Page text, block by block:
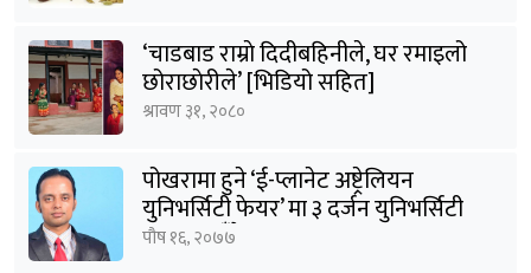
‘चाडबाड राम्राे दिदीबहिनीले, घर रमाइलो
छोराछाेरीले’ [भिडियो सहित]
श्रावण ३१, २०८०
पोखरामा हुने ‘ई-प्लानेट अष्ट्रेलियन
युनिभर्सिटी फेयर’ मा ३ दर्जन युनिभर्सिटी
सहभागी हुँदैछन् : शर्मा
पौष १६, २०७७